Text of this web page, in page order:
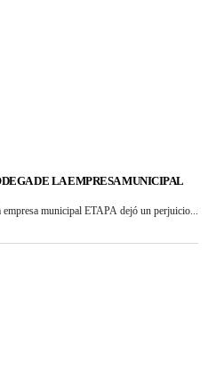
DE LA EMPRESA MUNICIPAL
municipal ETAPA dejó un perjuicio...